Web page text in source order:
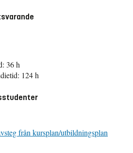
36 h
124 h
från kursplan/utbildningsplan